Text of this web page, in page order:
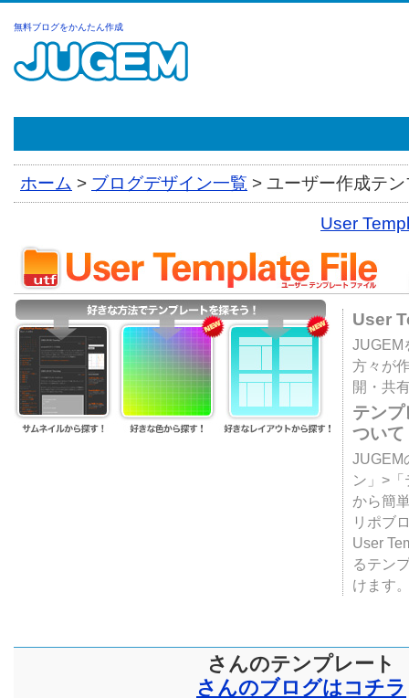
無料ブログをかんたん作成
ホーム > ブログデザイン一覧 > ユーザー作成テ
User
User
JUGEM
方々が
開・共
テン
ついて
JUGEM
ン」>
から簡
リポブ
User
るテン
けます
さんのテンプレート
さんのブログはコチラ